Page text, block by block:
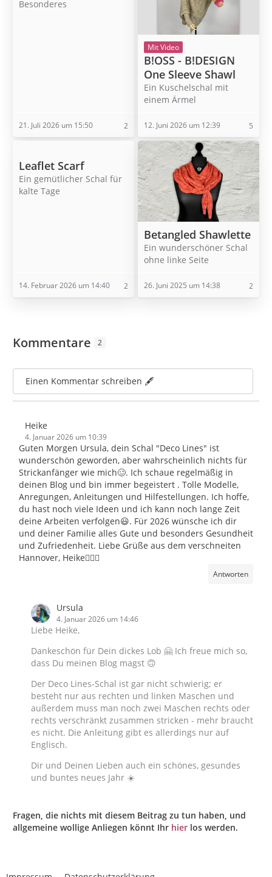
Besonderes
21. Juli 2026 um 15:50 2
Mit Video
B!OSS - B!DESIGN
One Sleeve Shawl
Ein Kuschelschal mit
einem Ärmel
12. Juni 2026 um 12:39 5
Leaflet Scarf
Ein gemütlicher Schal für
kalte Tage
14. Februar 2026 um 14:40 2
Betangled Shawlette
Ein wunderschöner Schal
ohne linke Seite
26. Juni 2025 um 14:38 2
Kommentare 2
Einen Kommentar schreiben 🖋️
Heike
4. Januar 2026 um 10:39
Guten Morgen Ursula, dein Schal "Deco Lines" ist
wunderschön geworden, aber wahrscheinlich nichts für
Strickanfänger wie mich🥴. Ich schaue regelmäßig in
deinen Blog und bin immer begeistert . Tolle Modelle,
Anregungen, Anleitungen und Hilfestellungen. Ich hoffe,
du hast noch viele Ideen und ich kann noch lange Zeit
deine Arbeiten verfolgen😃. Für 2026 wünsche ich dir
und deiner Familie alles Gute und besonders Gesundheit
und Zufriedenheit. Liebe Grüße aus dem verschneiten
Hannover, Heike🙋🏼‍♀️
Antworten
Ursula
4. Januar 2026 um 14:46
Liebe Heike,
Dankeschön für Dein dickes Lob 🤗 Ich freue mich so,
dass Du meinen Blog magst 🙃
Der Deco Lines-Schal ist gar nicht schwierig; er
besteht nur aus rechten und linken Maschen und
außerdem muss man noch zwei Maschen rechts oder
rechts verschränkt zusammen stricken - mehr braucht
es nicht. Die Anleitung gibt es allerdings nur auf
Englisch.
Dir und Deinen Lieben auch ein schönes, gesundes
und buntes neues Jahr ☀️
Fragen, die nichts mit diesem Beitrag zu tun haben, und
allgemeine wollige Anliegen könnt Ihr hier los werden.